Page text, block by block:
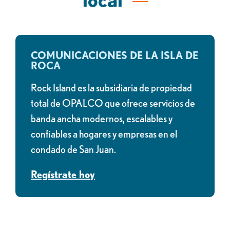
COMUNICACIONES DE LA ISLA DE
ROCA
Rock Island es la subsidiaria de propiedad
total de OPALCO que ofrece servicios de
banda ancha modernos, escalables y
confiables a hogares y empresas en el
condado de San Juan.
Regístrate hoy